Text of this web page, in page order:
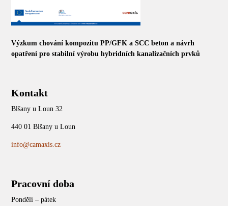
Výzkum chování kompozitu PP/GFK a SCC beton a návrh
opatření pro stabilní výrobu hybridních kanalizačních prvků
Kontakt
Blšany u Loun 32
440 01 Blšany u Loun
info@camaxis.cz
Pracovní doba
Pondělí – pátek